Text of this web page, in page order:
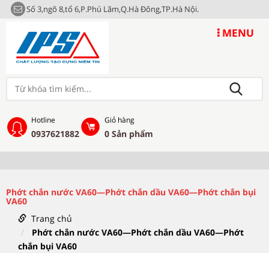
Số 3,ngõ 8,tổ 6,P.Phú Lãm,Q.Hà Đông,TP.Hà Nội.
MENU
Hotline
0937621882
Giỏ hàng
0 Sản phẩm
Phớt chắn nước VA60—Phớt chắn dầu VA60—Phớt chắn bụi
VA60
Trang chủ
Phớt chắn nước VA60—Phớt chắn dầu VA60—Phớt
chắn bụi VA60